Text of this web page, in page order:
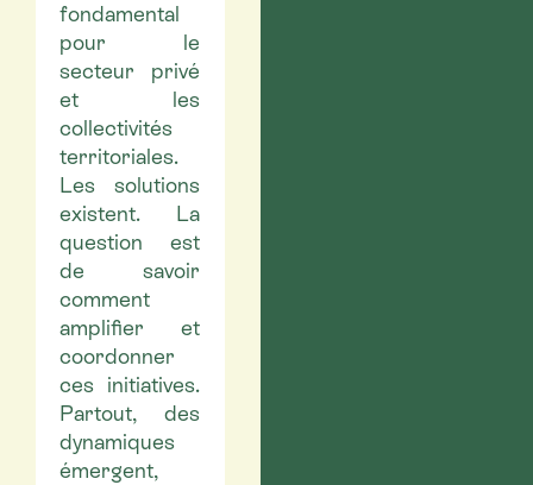
fondamental
pour le
secteur privé
et les
collectivités
territoriales.
Les solutions
existent. La
question est
de savoir
comment
amplifier et
coordonner
ces initiatives.
Partout, des
dynamiques
émergent,